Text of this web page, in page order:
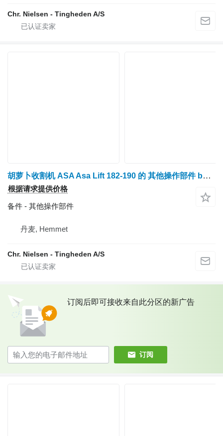
Chr. Nielsen - Tingheden A/S
胡萝卜收割机 ASA Asa Lift 182-190 的 其他操作部件 bæltekæder
根据请求提供价格
备件 - 其他操作部件
丹麦, Hemmet
Chr. Nielsen - Tingheden A/S
订阅后即可接收来自此分区的新广告
订阅